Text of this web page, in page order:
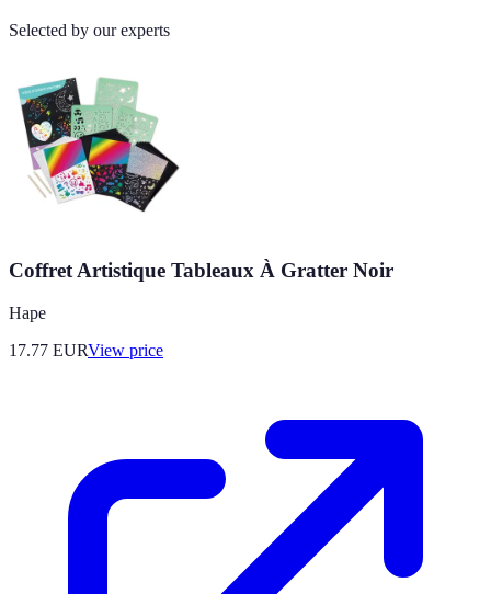
Selected by our experts
Coffret Artistique Tableaux À Gratter Noir
Hape
17.77 EURView price